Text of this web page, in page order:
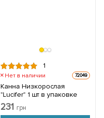
1
Нет в наличии 72049
Канна Низкорослая
"Lucifer" 1 шт в упаковке
231 грн